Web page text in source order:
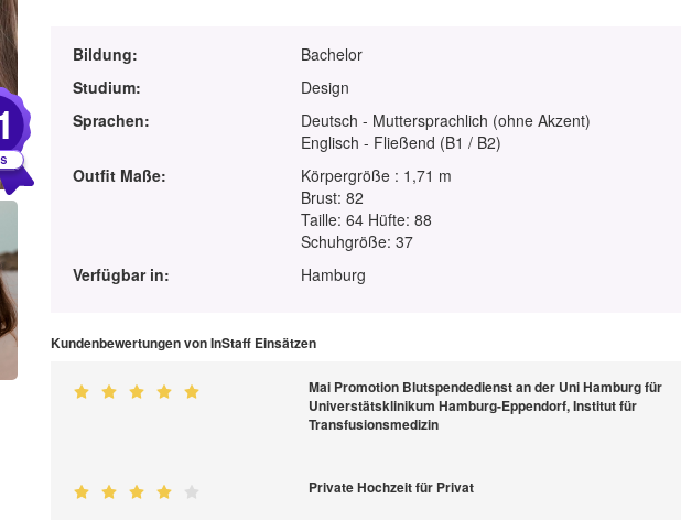
Bildung:
Bachelor
Studium:
Design
Sprachen:
Deutsch - Muttersprachlich (ohne Akzent)
Englisch - Fließend (B1 / B2)
Outfit Maße:
Körpergröße : 1,71 m
Brust: 82
Taille: 64 Hüfte: 88
Schuhgröße: 37
Verfügbar in:
Hamburg
Kundenbewertungen von InStaff Einsätzen
Mai Promotion Blutspendedienst an der Uni Hamburg für
Universtätsklinikum Hamburg-Eppendorf, Institut für
Transfusionsmedizin
Private Hochzeit für Privat